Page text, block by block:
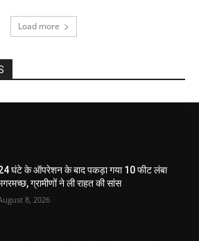
Load more
घंटे के ऑपरेशन के बाद पकड़ा गया 10 फीट लंबा
ग्रामीणों ने ली राहत की सांस
8, 2026